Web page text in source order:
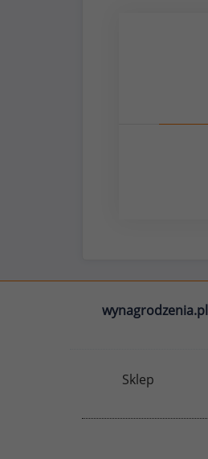
wynagrodzenia.pl
Sklep